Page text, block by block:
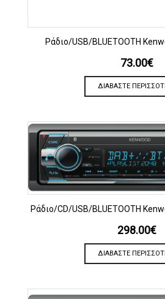
Ράδιο/USB/BLUETOOTH
73.00€
ΔΙΑΒΆΣΤΕ
Ράδιο/CD/USB/BLUETOOTH
298.00€
ΔΙΑΒΆΣΤΕ